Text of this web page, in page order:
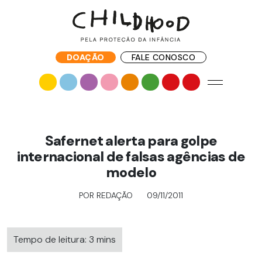
DOAÇÃO FALE CONOSCO
Safernet alerta para golpe
internacional de falsas agências de
modelo
POR REDAÇÃO 09/11/2011
Tempo de leitura: 3 mins